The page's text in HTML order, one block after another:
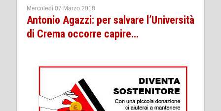
Mercoledì 07 Marzo 2018
Antonio Agazzi: per salvare l’Università
di Crema occorre capire…